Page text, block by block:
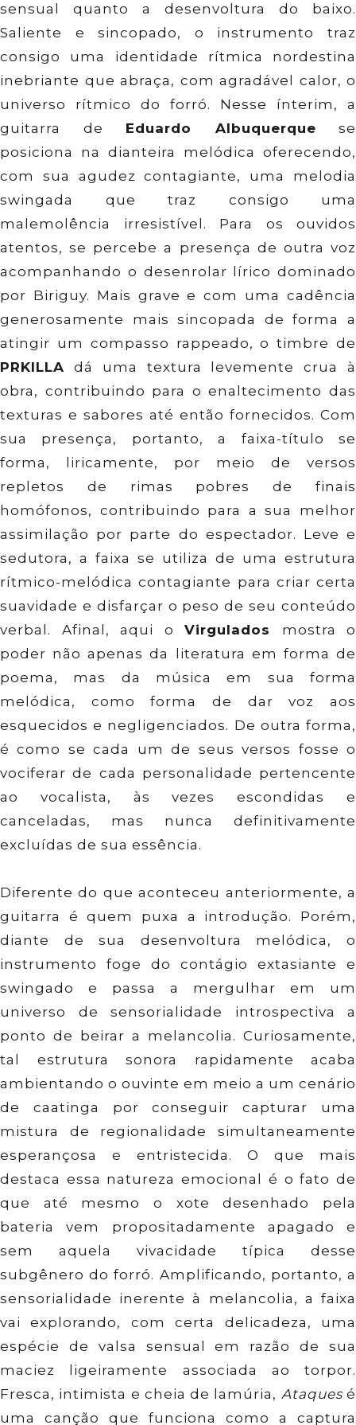
sensual quanto a desenvoltura do baixo.
Saliente e sincopado, o instrumento traz
consigo uma identidade rítmica nordestina
inebriante que abraça, com agradável calor, o
universo rítmico do forró. Nesse ínterim, a
guitarra de Eduardo Albuquerque se
posiciona na dianteira melódica oferecendo,
com sua agudez contagiante, uma melodia
swingada que traz consigo uma
malemolência irresistível. Para os ouvidos
atentos, se percebe a presença de outra voz
acompanhando o desenrolar lírico dominado
por Biriguy. Mais grave e com uma cadência
generosamente mais sincopada de forma a
atingir um compasso rappeado, o timbre de
PRKILLA dá uma textura levemente crua à
obra, contribuindo para o enaltecimento das
texturas e sabores até então fornecidos. Com
sua presença, portanto, a faixa-título se
forma, liricamente, por meio de versos
repletos de rimas pobres de finais
homófonos, contribuindo para a sua melhor
assimilação por parte do espectador. Leve e
sedutora, a faixa se utiliza de uma estrutura
rítmico-melódica contagiante para criar certa
suavidade e disfarçar o peso de seu conteúdo
verbal. Afinal, aqui o Virgulados mostra o
poder não apenas da literatura em forma de
poema, mas da música em sua forma
melódica, como forma de dar voz aos
esquecidos e negligenciados. De outra forma,
é como se cada um de seus versos fosse o
vociferar de cada personalidade pertencente
ao vocalista, às vezes escondidas e
canceladas, mas nunca definitivamente
excluídas de sua essência.
Diferente do que aconteceu anteriormente, a
guitarra é quem puxa a introdução. Porém,
diante de sua desenvoltura melódica, o
instrumento foge do contágio extasiante e
swingado e passa a mergulhar em um
universo de sensorialidade introspectiva a
ponto de beirar a melancolia. Curiosamente,
tal estrutura sonora rapidamente acaba
ambientando o ouvinte em meio a um cenário
de caatinga por conseguir capturar uma
mistura de regionalidade simultaneamente
esperançosa e entristecida. O que mais
destaca essa natureza emocional é o fato de
que até mesmo o xote desenhado pela
bateria vem propositadamente apagado e
sem aquela vivacidade típica desse
subgênero do forró. Amplificando, portanto, a
sensorialidade inerente à melancolia, a faixa
vai explorando, com certa delicadeza, uma
espécie de valsa sensual em razão de sua
maciez ligeiramente associada ao torpor.
Fresca, intimista e cheia de lamúria, Ataquesé
uma canção que funciona como a captura